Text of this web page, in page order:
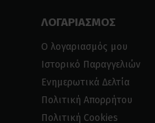
ΛΟΓΑΡΙΑΣΜΟΣ
Ο λογαριασμός μου
Ιστορικό Παραγγελιών
Ενημερωτικά Δελτία
Πολιτική Απορρήτου
Πολιτική Cookies